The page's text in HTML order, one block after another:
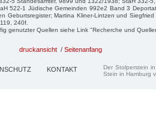
522-1 Jüdische Gemeinden 992e2 Band 3
Geburtsregister; Martina Kliner-Lintzen und
240f.
genutzter Quellen siehe Link "Recherche und
druckansicht / Seitenanfang
KONTAKT
Der Stolperstein
Stein in Hamburg